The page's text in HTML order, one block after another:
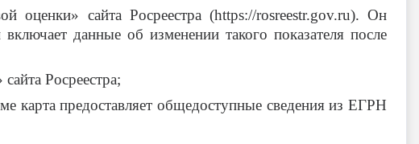
оценки» сайта Росреестра (https://rosreestr.gov.ru). Он
данные об изменении такого показателя после
сайта Росреестра;
карта предоставляет общедоступные сведения из ЕГРН